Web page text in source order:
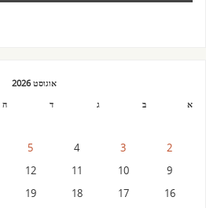
אוגוסט 2026
א
ב ג ד ה
2
3
4
5
9
10
11
12
16
17
18
19